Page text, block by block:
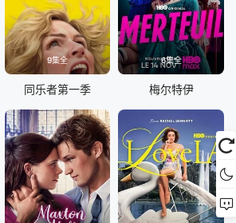
9集全
同乐者第一季
6集全
梅尔特伊